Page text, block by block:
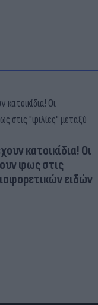
κατοικίδια! Οι
φως στις
ειδών